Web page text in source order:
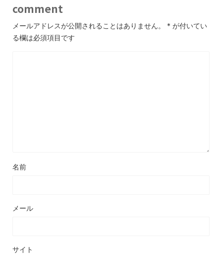
comment
メールアドレスが公開されることはありません。 * が付いてい
る欄は必須項目です
名前
メール
サイト